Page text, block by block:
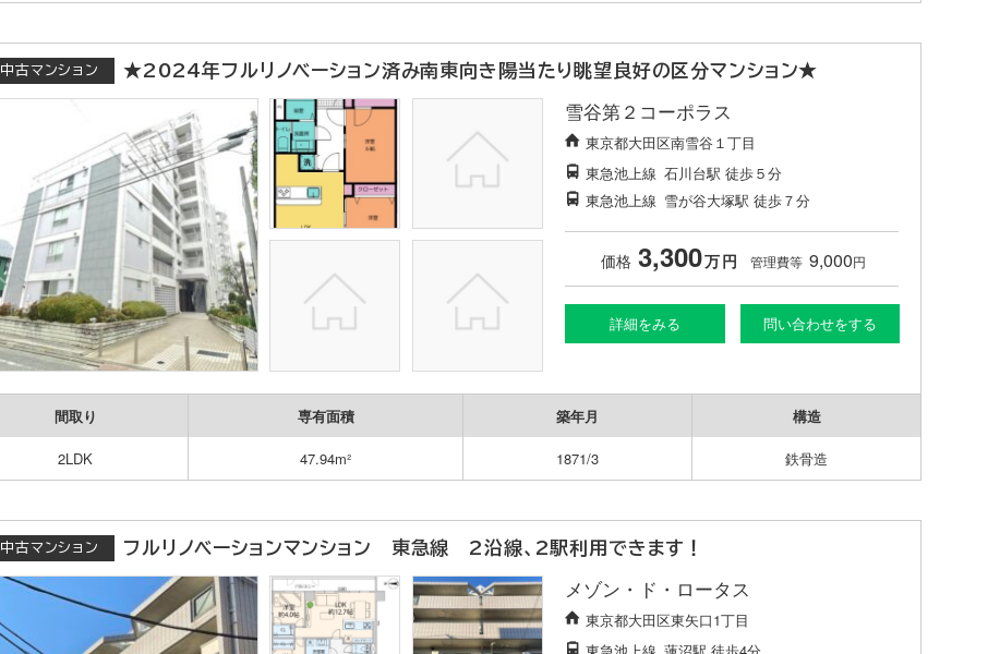
中古マンション ★2024年フルリノベーション済み南東向き陽当たり眺望良好の区分マンション★
雪谷第２コーポラス
東京都大田区南雪谷１丁目
東急池上線 石川台駅 徒歩５分
東急池上線 雪が谷大塚駅 徒歩７分
価格 3,300万円 管理費等 9,000円
詳細をみる 問い合わせをする
間取り 専有面積 築年月 構造
2LDK 47.94m² 1871/3 鉄骨造
中古マンション フルリノベーションマンション 東急線 2沿線、2駅利用できます！
メゾン・ド・ロータス
東京都大田区東矢口1丁目